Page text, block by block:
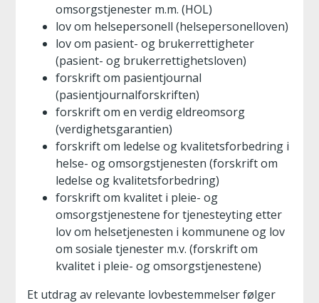
omsorgstjenester m.m. (HOL)
lov om helsepersonell (helsepersonelloven)
lov om pasient- og brukerrettigheter
(pasient- og brukerrettighetsloven)
forskrift om pasientjournal
(pasientjournalforskriften)
forskrift om en verdig eldreomsorg
(verdighetsgarantien)
forskrift om ledelse og kvalitetsforbedring i
helse- og omsorgstjenesten (forskrift om
ledelse og kvalitetsforbedring)
forskrift om kvalitet i pleie- og
omsorgstjenestene for tjenesteyting etter
lov om helsetjenesten i kommunene og lov
om sosiale tjenester m.v. (forskrift om
kvalitet i pleie- og omsorgstjenestene)
Et utdrag av relevante lovbestemmelser følger